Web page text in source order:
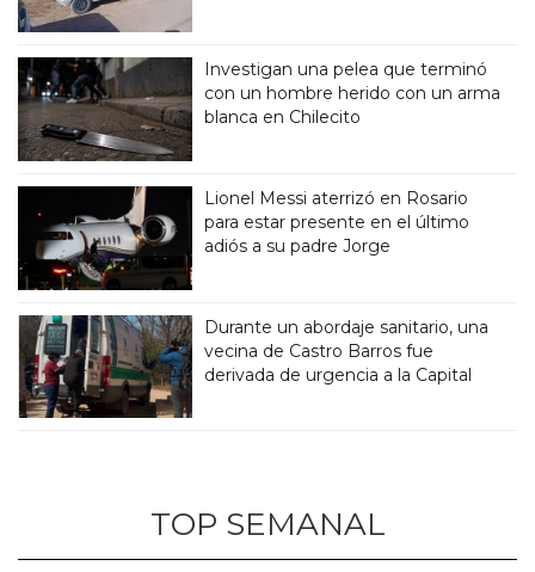
Investigan una pelea que terminó
con un hombre herido con un arma
blanca en Chilecito
Lionel Messi aterrizó en Rosario
para estar presente en el último
adiós a su padre Jorge
Durante un abordaje sanitario, una
vecina de Castro Barros fue
derivada de urgencia a la Capital
TOP SEMANAL